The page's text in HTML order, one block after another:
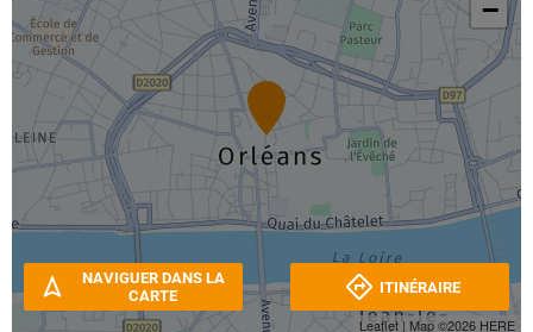
−
Leaflet | Map ©2026 HERE
NAVIGUER DANS LA
CARTE
ITINÉRAIRE